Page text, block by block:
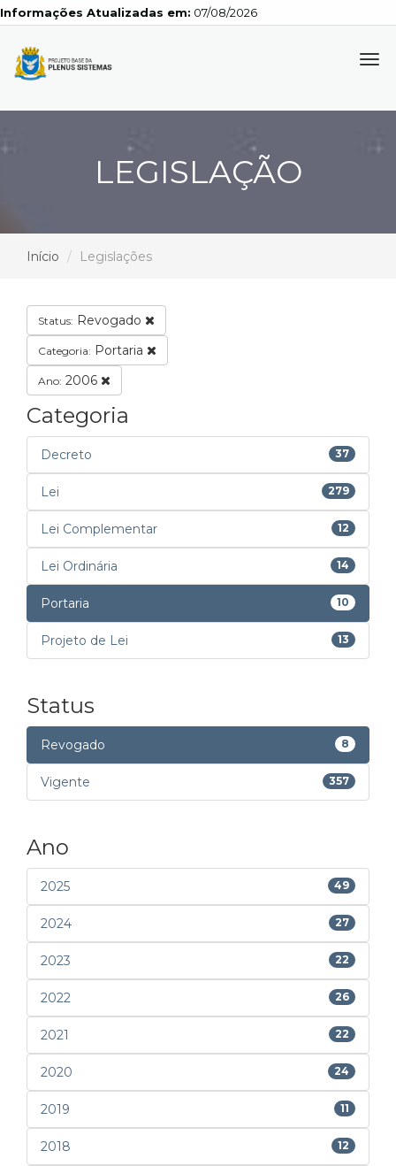
Atualizadas em: 07/08/2026
LEGISLAÇÃO
Início Legislações
Status: Revogado
Categoria: Portaria
Ano: 2006
Categoria
Decreto 37
Lei 279
Lei Complementar 12
Lei Ordinária 14
Portaria 10
Projeto de Lei 13
Status
Revogado 8
Vigente 357
Ano
2025 49
2024 27
2023 22
2022 26
2021 22
2020 24
2019 11
2018 12